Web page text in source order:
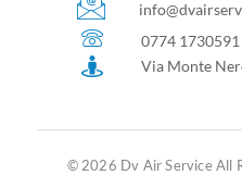
0774 1730591
Via Monte
© 2026 Dv Air Service All